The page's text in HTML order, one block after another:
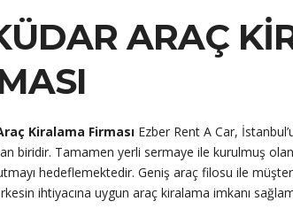
ARAÇ
Kiralama Firması Ezber Rent A Car,
biridir. Tamamen yerli sermaye ile kurulmuş
hedeflemektedir. Geniş araç filosu ile
ihtiyacına uygun araç kiralama imkanı